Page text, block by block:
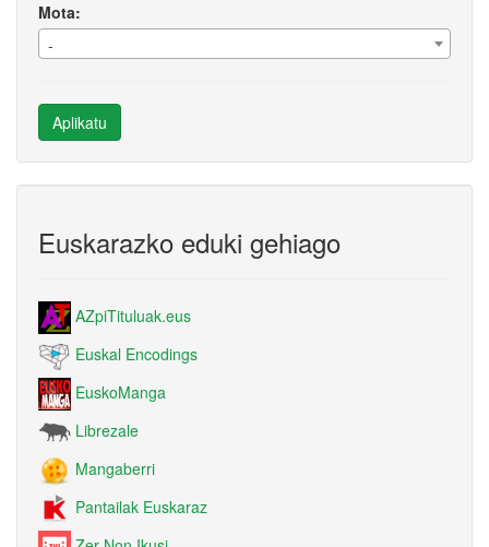
Mota:
-
Euskarazko eduki gehiago
AZpiTituluak.eus
Euskal Encodings
EuskoManga
Librezale
Mangaberri
Pantailak Euskaraz